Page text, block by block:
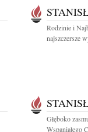
Rodzinie i
najszczersze
Głęboko
Wspaniałego